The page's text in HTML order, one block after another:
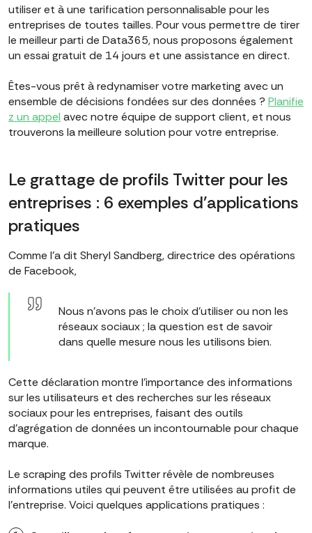
utiliser et à une tarification personnalisable pour les
entreprises de toutes tailles. Pour vous permettre de tirer
le meilleur parti de Data365, nous proposons également
un essai gratuit de 14 jours et une assistance en direct.
Êtes-vous prêt à redynamiser votre marketing avec un
ensemble de décisions fondées sur des données ? Planifie
z un appel avec notre équipe de support client, et nous
trouverons la meilleure solution pour votre entreprise.
Le grattage de profils Twitter pour les
entreprises : 6 exemples d'applications
pratiques
Comme l'a dit Sheryl Sandberg, directrice des opérations
de Facebook,
Nous n'avons pas le choix d'utiliser ou non les
réseaux sociaux ; la question est de savoir
dans quelle mesure nous les utilisons bien.
Cette déclaration montre l'importance des informations
sur les utilisateurs et des recherches sur les réseaux
sociaux pour les entreprises, faisant des outils
d'agrégation de données un incontournable pour chaque
marque.
Le scraping des profils Twitter révèle de nombreuses
informations utiles qui peuvent être utilisées au profit de
l'entreprise. Voici quelques applications pratiques :